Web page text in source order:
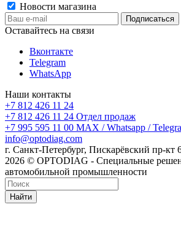
Новости магазина
Оставайтесь на связи
Вконтакте
Telegram
WhatsApp
Наши контакты
+7 812 426 11 24
+7 812 426 11 24 Отдел продаж
+7 995 595 11 00 MAX / Whatsapp /
info@optodiag.com
г. Санкт-Петербург, Пискарёвский пр-
2026 © OPTODIAG - Специальные
автомобильной промышленности
Найти